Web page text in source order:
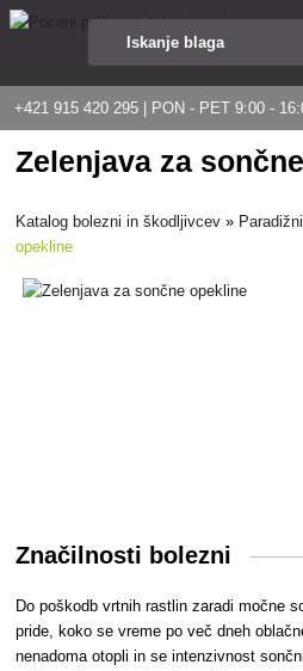
+421 915 420 295 | PON - PET 9:00 -
Zelenjava za
Katalog bolezni in škodljivcev »
opekline
Značilnosti bolezni
Do poškodb vrtnih rastlin zaradi močne
pride, koko se vreme po več dneh
nenadoma otopli in se intenzivnost